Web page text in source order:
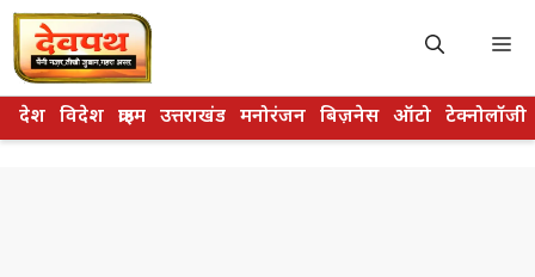
Skip
to
content
देश विदेश क्राइम उत्तराखंड मनोरंजन बिज़नेस ऑटो टेक्नोलॉजी